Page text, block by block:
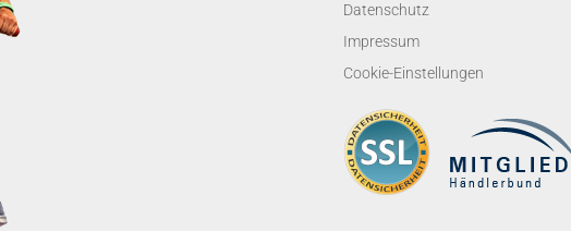
Datenschutz
Impressum
Cookie-Einstellungen